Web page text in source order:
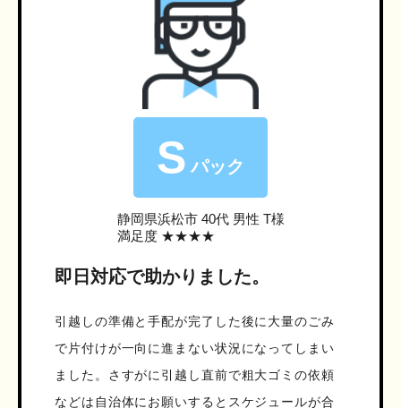
S パック
静岡県浜松市40代 男性 T様
満足度 ★★★★
即日対応で助かりました。
引越しの準備と手配が完了した後に大量のごみ
で片付けが一向に進まない状況になってしまい
ました。さすがに引越し直前で粗大ゴミの依頼
などは自治体にお願いするとスケジュールが合